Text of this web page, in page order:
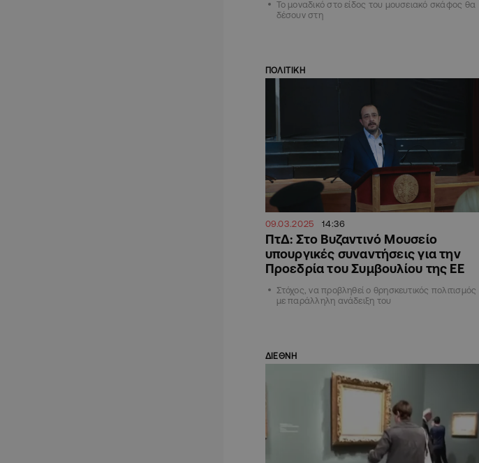
Το μοναδικό στο είδος του μουσειακό σκάφος θα
δέσουν στη
ΠΟΛΙΤΙΚΗ
09.03.2025 14:36
ΠτΔ: Στο Βυζαντινό Μουσείο
υπουργικές συναντήσεις για την
Προεδρία του Συμβουλίου της ΕΕ
Στόχος, να προβληθεί ο θρησκευτικός πολιτισμός
με παράλληλη ανάδειξη του
ΔΙΕΘΝΗ